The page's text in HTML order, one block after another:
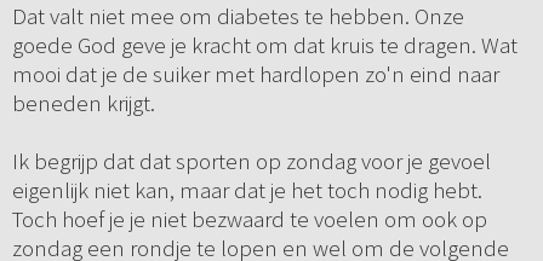
Dat valt niet mee om diabetes te hebben. Onze
goede God geve je kracht om dat kruis te dragen. Wat
mooi dat je de suiker met hardlopen zo'n eind naar
beneden krijgt.
Ik begrijp dat dat sporten op zondag voor je gevoel
eigenlijk niet kan, maar dat je het toch nodig hebt.
Toch hoef je je niet bezwaard te voelen om ook op
zondag een rondje te lopen en wel om de volgende